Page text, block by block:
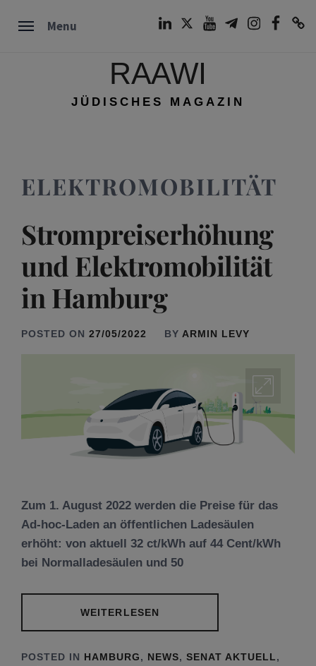
Menu
RAAWI
JÜDISCHES MAGAZIN
ELEKTROMOBILITÄT
Strompreiserhöhung
und Elektromobilität
in Hamburg
POSTED ON 27/05/2022 BY ARMIN LEVY
Zum 1. August 2022 werden die Preise für das
Ad-hoc-Laden an öffentlichen Ladesäulen
erhöht: von aktuell 32 ct/kWh auf 44 Cent/kWh
bei Normalladesäulen und 50
WEITERLESEN
POSTED IN HAMBURG, NEWS, SENAT AKTUELL,